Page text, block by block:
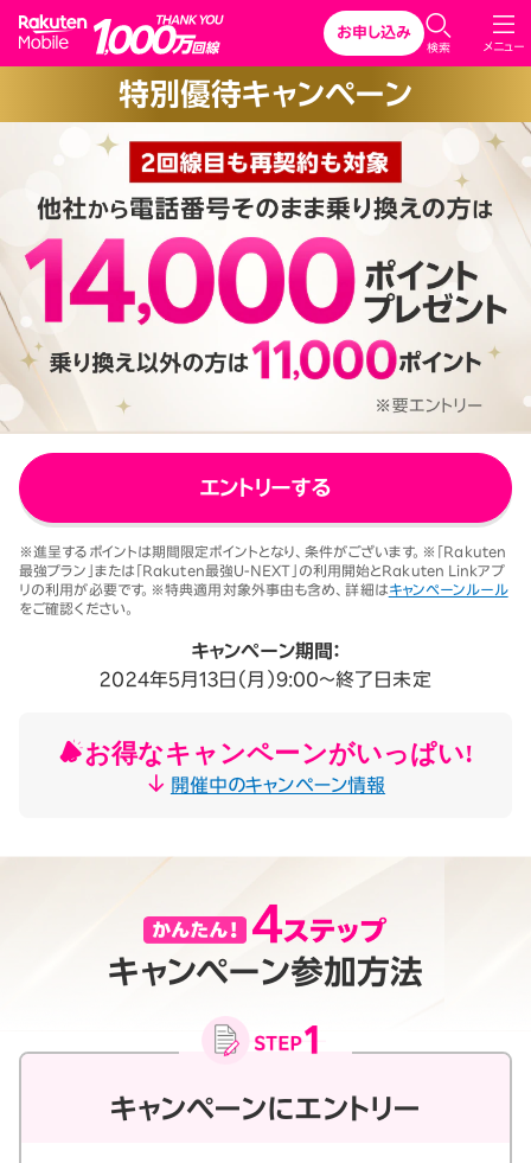
Rakuten Mobile
メニュー
検索
お申し込み
特別優待キャンペーン
エントリーする
※進呈するポイントは期間限定ポイントとなり、条件がございます。※「Rakuten
最強プラン」または「Rakuten最強U-NEXT」の利用開始とRakuten Linkアプ
リの利用が必要です。※特典適用対象外事由も含め、詳細はキャンペーンルール
をご確認ください。
キャンペーン期間：
2024年5月13日（月）9:00～終了日未定
お得なキャンペーンがいっぱい!
開催中のキャンペーン情報
キャンペーン参加方法
キャンペーンにエントリー
※1 同一名義で累計5回線以上ご契約の場合、2025年11月19日より1回
線につき3,500円（税込3,850円、開通翌々月に確定）。「累計」とは、楽
天モバイルがサービスを本格開始した2020年4月8日以降に契約され
たすべての回線（解約済みの回線も含む）の合計数を指します。
C
l
s
e